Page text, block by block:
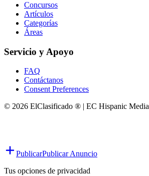
Concursos
Artículos
Categorías
Áreas
Servicio y Apoyo
FAQ
Contáctanos
Consent Preferences
© 2026 ElClasificado ® | EC Hispanic Media
PublicarPublicar Anuncio
Tus opciones de privacidad